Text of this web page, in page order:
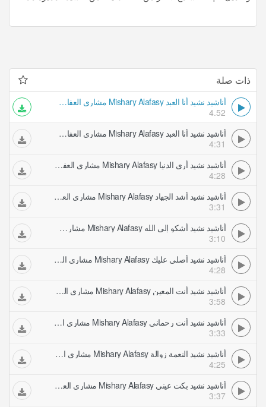
ذات صلة
أناشيد نشيد أنا العبد Mishary Alafasy مشاري العفاسي
4.52
أناشيد نشيد أنا العبد Mishary Alafasy مشاري العفاسي
4:31
أناشيد نشيد أرى الدنيا Mishary Alafasy مشاري العفاسي
4:28
أناشيد نشيد أشد الجهاد Mishary Alafasy مشاري العفاسي
3:31
أناشيد نشيد أشكو إلى الله Mishary Alafasy مشاري العفاسي
3:10
أناشيد نشيد أصلي عليك Mishary Alafasy مشاري العفاسي
4:28
أناشيد نشيد أنت المعين Mishary Alafasy مشاري العفاسي
3:58
أناشيد نشيد أنت رحماني Mishary Alafasy مشاري العفاسي
3:33
أناشيد نشيد النعمة زوالة Mishary Alafasy مشاري العفاسي
4:25
أناشيد نشيد بكت عيني Mishary Alafasy مشاري العفاسي
3:37